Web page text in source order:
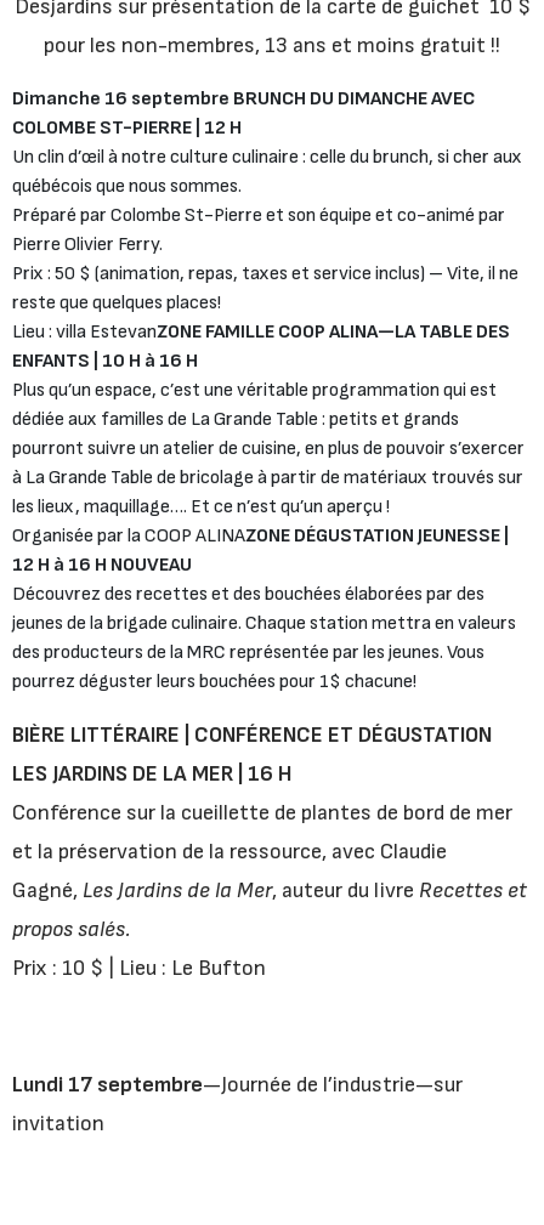
Desjardins sur présentation de la carte de guichet 10 $
pour les non-membres, 13 ans et moins gratuit !!
Dimanche 16 septembre BRUNCH DU DIMANCHE AVEC
COLOMBE ST-PIERRE | 12 H
Un clin d’œil à notre culture culinaire : celle du brunch, si cher aux
québécois que nous sommes.
Préparé par Colombe St-Pierre et son équipe et co-animé par
Pierre Olivier Ferry.
Prix : 50 $ (animation, repas, taxes et service inclus) – Vite, il ne
reste que quelques places!
Lieu : villa EstevanZONE FAMILLE COOP ALINA—LA TABLE DES
ENFANTS | 10 H à 16 H
Plus qu’un espace, c’est une véritable programmation qui est
dédiée aux familles de La Grande Table : petits et grands
pourront suivre un atelier de cuisine, en plus de pouvoir s’exercer
à La Grande Table de bricolage à partir de matériaux trouvés sur
les lieux, maquillage…. Et ce n’est qu’un aperçu !
Organisée par la COOP ALINAZONE DÉGUSTATION JEUNESSE |
12 H à 16 H NOUVEAU
Découvrez des recettes et des bouchées élaborées par des
jeunes de la brigade culinaire. Chaque station mettra en valeurs
des producteurs de la MRC représentée par les jeunes. Vous
pourrez déguster leurs bouchées pour 1$ chacune!
BIÈRE LITTÉRAIRE | CONFÉRENCE ET DÉGUSTATION
LES JARDINS DE LA MER | 16 H
Conférence sur la cueillette de plantes de bord de mer
et la préservation de la ressource, avec Claudie
Gagné, Les Jardins de la Mer, auteur du livre Recettes et
propos salés.
Prix : 10 $ | Lieu : Le Bufton
Lundi 17 septembre—Journée de l’industrie—sur
invitation